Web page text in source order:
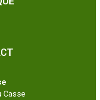
Casse